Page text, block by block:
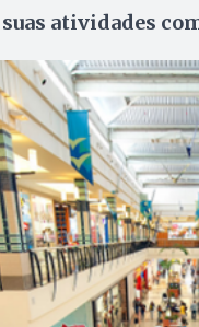
atividades